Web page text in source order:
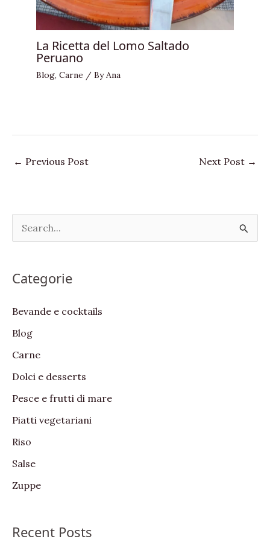
La Ricetta del Lomo Saltado
Peruano
Blog, Carne / ByAna
← Previous Post Next Post →
e
r
f
o
r
:
Categorie
Bevande e cocktails
Blog
Carne
Dolci e desserts
Pesce e frutti di mare
Piatti vegetariani
Riso
Salse
Zuppe
Recent Posts